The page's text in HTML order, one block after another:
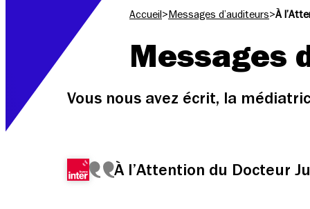
Accueil > Messages d’auditeurs>À
Messages
Vous nous avez écrit, la
À l’Attention du Docteur